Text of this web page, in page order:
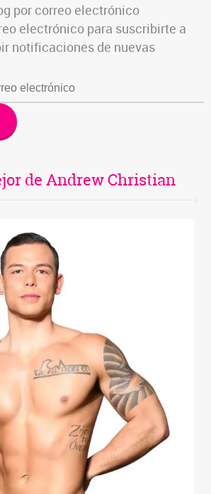
por correo electrónico
electrónico para suscribirte a
notificaciones de nuevas
de Andrew Christian